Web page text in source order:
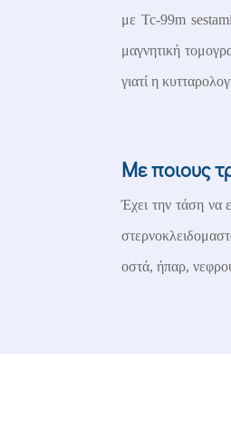
μεTc-99m
μαγνητική
γιατί η
Με ποιους
Έχει την τάση να
οστά, ήπαρ,